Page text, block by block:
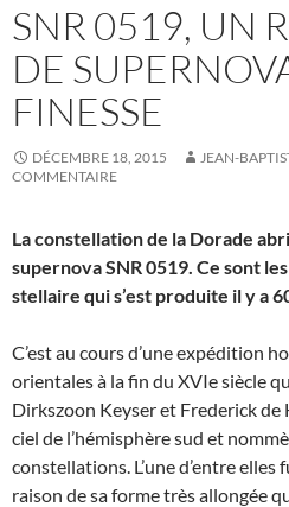
SNR 0519, UN
DE
FINESSE
DÉCEMBRE 18, 2015 JEAN-
COMMENTAIRE
La constellation de la Dorade
supernova SNR 0519. Ce sont
stellaire qui s’est produite il y a
C’est au cours d’une expédition
orientales à la fin du XVIe siècle
Dirkszoon Keyser et Frederick
ciel de l’hémisphère sud et
constellations. L’une d’entre
raison de sa forme très allongée